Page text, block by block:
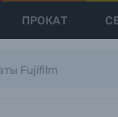
ПРОКАТ